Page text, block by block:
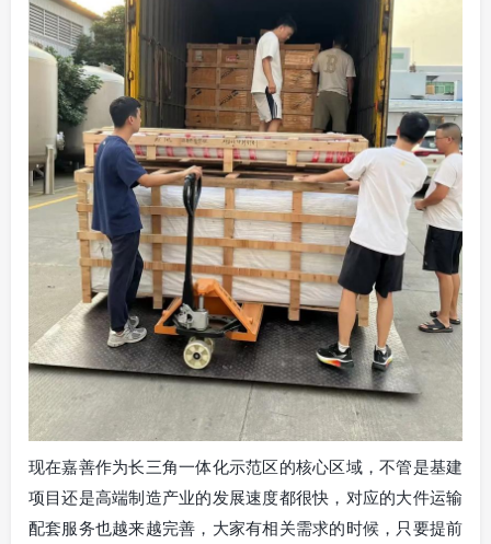
现在嘉善作为长三角一体化示范区的核心区域，不管是基建
项目还是高端制造产业的发展速度都很快，对应的大件运输
配套服务也越来越完善，大家有相关需求的时候，只要提前